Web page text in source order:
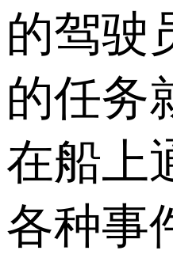
的驾驶
的任务
在船上
各种事